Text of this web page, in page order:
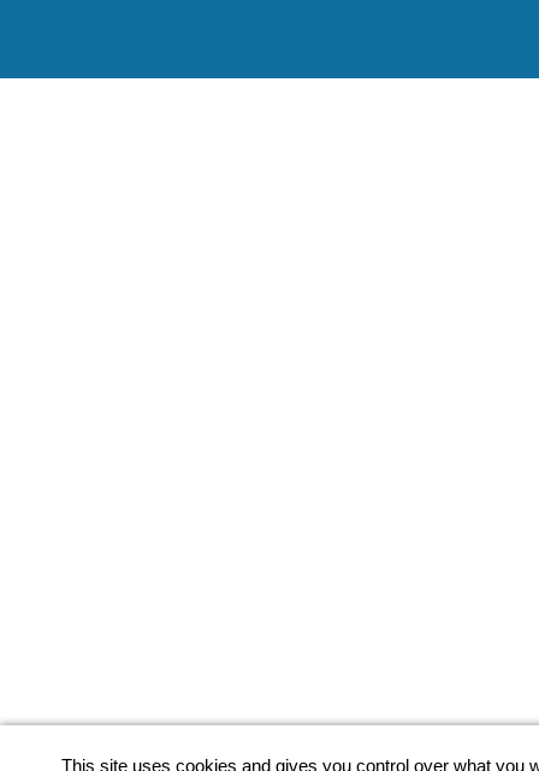
This site uses cookies and gives you control over what you